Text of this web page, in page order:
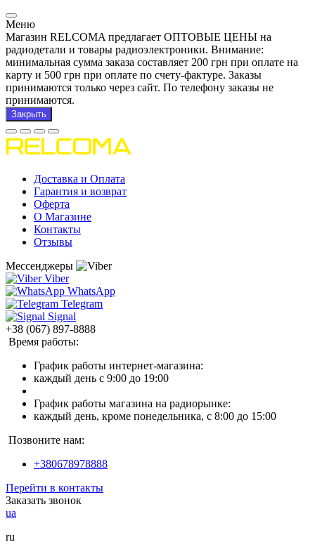
Меню
Магазин RELCOMA предлагает ОПТОВЫЕ ЦЕНЫ на
радиодетали и товары радиоэлектроники. Внимание:
минимальная сумма заказа составляет 200 грн при оплате на
карту и 500 грн при оплате по счету-фактуре. Заказы
принимаются только через сайт. По телефону заказы не
принимаются.
Закрыть
Доставка и Оплата
Гарантия и возврат
Оферта
О Магазине
Контакты
Отзывы
Мессенджеры
Viber
WhatsApp
Telegram
Signal
+38 (067) 897-8888
Время работы:
График работы интернет-магазина:
каждый день с 9:00 до 19:00
График работы магазина на радиорынке:
каждый день, кроме понедельника, с 8:00 до 15:00
Позвоните нам:
+380678978888
Перейти в контакты
Заказать звонок
ua
ru